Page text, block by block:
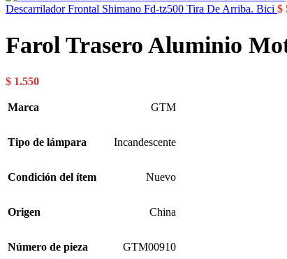
Descarrilador Frontal Shimano Fd-tz500 Tira De Arriba. Bici $
Farol Trasero Aluminio
$ 1.550
Marca GTM
Tipo de lámpara Incandescente
Condición del ítem Nuevo
Origen China
Número de pieza GTM00910